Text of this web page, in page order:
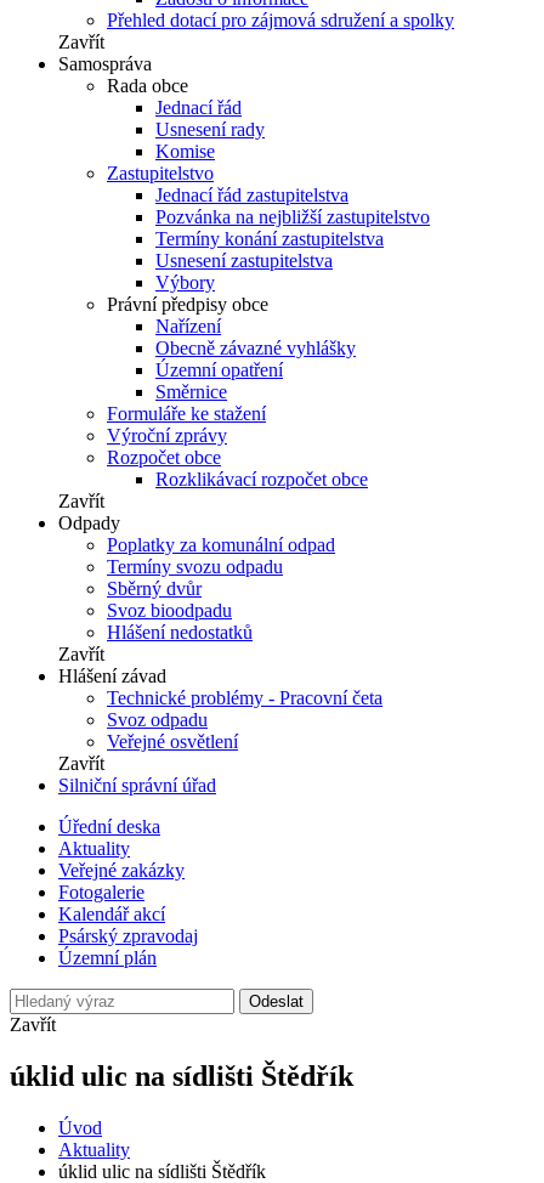
Přehled dotací pro zájmová sdružení a spolky
Zavřít
Samospráva
Rada obce
Jednací řád
Usnesení rady
Komise
Zastupitelstvo
Jednací řád zastupitelstva
Pozvánka na nejbližší zastupitelstvo
Termíny konání zastupitelstva
Usnesení zastupitelstva
Výbory
Právní předpisy obce
Nařízení
Obecně závazné vyhlášky
Územní opatření
Směrnice
Formuláře ke stažení
Výroční zprávy
Rozpočet obce
Rozklikávací rozpočet obce
Zavřít
Odpady
Poplatky za komunální odpad
Termíny svozu odpadu
Sběrný dvůr
Svoz bioodpadu
Hlášení nedostatků
Zavřít
Hlášení závad
Technické problémy - Pracovní četa
Svoz odpadu
Veřejné osvětlení
Zavřít
Silniční správní úřad
Úřední deska
Aktuality
Veřejné zakázky
Fotogalerie
Kalendář akcí
Psárský zpravodaj
Územní plán
Odeslat
Zavřít
úklid ulic na sídlišti Štědřík
Úvod
Aktuality
úklid ulic na sídlišti Štědřík